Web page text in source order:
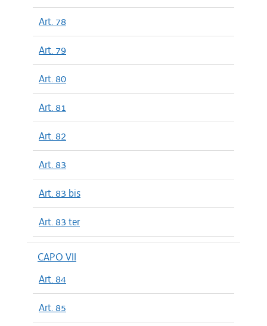
Art. 78
Art. 79
Art. 80
Art. 81
Art. 82
Art. 83
Art. 83 bis
Art. 83 ter
CAPO VII
Art. 84
Art. 85